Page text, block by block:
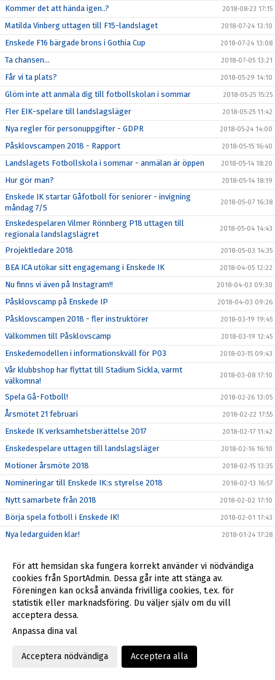
Kommer det att hända igen..? 2018-08-23 17:15
Matilda Vinberg uttagen till F15-landslaget 2018-07-24 13:10
Enskede F16 bärgade brons i Gothia Cup 2018-07-24 13:08
Ta chansen... 2018-07-05 13:21
Får vi ta plats? 2018-05-29 14:10
Glöm inte att anmäla dig till fotbollskolan i sommar 2018-05-25 15:25
Fler EIK-spelare till landslagsläger 2018-05-25 11:42
Nya regler för personuppgifter - GDPR 2018-05-24 14:00
Påsklovscampen 2018 - Rapport 2018-05-15 16:40
Landslagets Fotbollskola i sommar - anmälan är öppen 2018-05-14 18:20
Hur gör man? 2018-05-14 18:19
Enskede IK startar Gåfotboll för seniorer - invigning
måndag 7/5
2018-05-07 16:38
Enskedespelaren Vilmer Rönnberg P18 uttagen till
regionala landslagslägret
2018-05-04 14:43
Projektledare 2018 2018-05-03 14:35
BEA ICA utökar sitt engagemang i Enskede IK 2018-04-05 12:22
Nu finns vi även på Instagram!! 2018-04-03 09:30
Påsklovscamp på Enskede IP 2018-04-03 09:26
Påsklovscampen 2018 - fler instruktörer 2018-03-19 19:45
Välkommen till Påsklovscamp 2018-03-19 12:45
Enskedemodellen i informationskväll för P03 2018-03-15 09:43
Vår klubbshop har flyttat till Stadium Sickla, varmt
välkomna!
2018-03-08 17:10
Spela Gå-Fotboll! 2018-02-26 13:05
Årsmötet 21 februari 2018-02-22 17:55
Enskede IK verksamhetsberättelse 2017 2018-02-17 11:42
Enskedespelare uttagen till landslagsläger 2018-02-16 16:10
Motioner årsmöte 2018 2018-02-15 13:35
Nomineringar till Enskede IK:s styrelse 2018 2018-02-13 16:57
Nytt samarbete från 2018 2018-02-02 17:10
Börja spela fotboll i Enskede IK! 2018-02-01 17:43
Nya ledarguiden klar! 2018-01-24 17:28
Ny medarbetare på kansliet 2018-01-04 15:38
Tragiska händelsen på Enskede Gårds gymnasium den 13
december
2017-12-28 15:38
Julstängt på kansliet
Så blir du en bättre idrottsförälder
Enskede IK söker styrelsemedlemmar 2018!
För att hemsidan ska fungera korrekt använder vi nödvändiga
cookies från SportAdmin. Dessa går inte att stänga av.
Föreningen kan också använda frivilliga cookies, t.ex. för
statistik eller marknadsföring. Du väljer själv om du vill
acceptera dessa.
Anpassa dina val
Acceptera nödvändiga Acceptera alla